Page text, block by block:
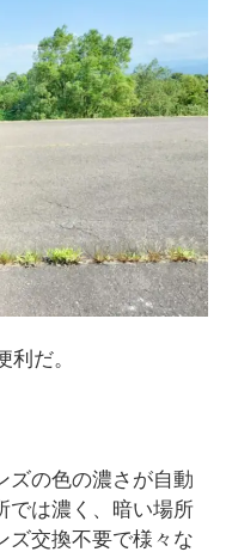
だ。
ズの色の濃さが自動
では濃く、暗い場所
ズ交換不要で様々な